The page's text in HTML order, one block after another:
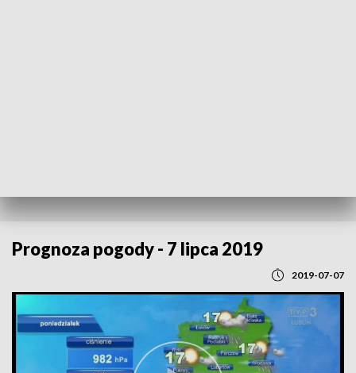
Prognoza pogody - 7 lipca 2019
2019-07-07